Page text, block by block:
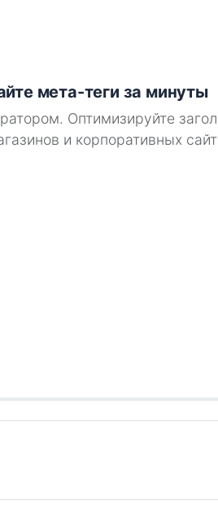
мета-теги за минуты
Оптимизируйте
и корпоративных